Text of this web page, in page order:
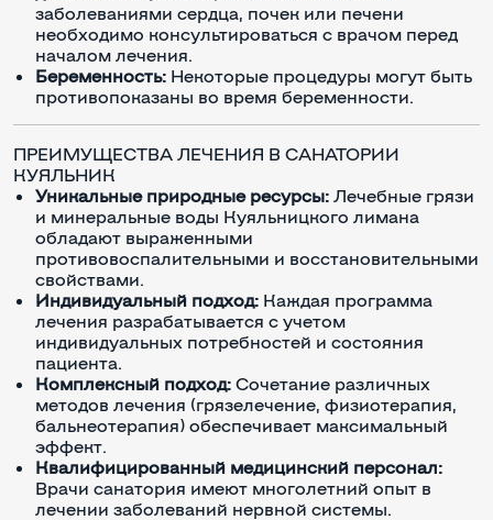
заболеваниями сердца, почек или печени
необходимо консультироваться с врачом перед
началом лечения.
Беременность: Некоторые процедуры могут быть
противопоказаны во время беременности.
ПРЕИМУЩЕСТВА ЛЕЧЕНИЯ В САНАТОРИИ
КУЯЛЬНИК
Уникальные природные ресурсы: Лечебные грязи
и минеральные воды Куяльницкого лимана
обладают выраженными
противовоспалительными и восстановительными
свойствами.
Индивидуальный подход: Каждая программа
лечения разрабатывается с учетом
индивидуальных потребностей и состояния
пациента.
Комплексный подход: Сочетание различных
методов лечения (грязелечение, физиотерапия,
бальнеотерапия) обеспечивает максимальный
эффект.
Квалифицированный медицинский персонал:
Врачи санатория имеют многолетний опыт в
лечении заболеваний нервной системы.